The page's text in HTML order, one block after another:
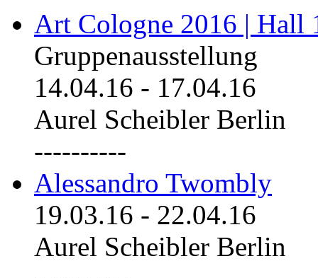
Art Cologne 2016 | Hall
Gruppenausstellung
14.04.16 - 17.04.16
Aurel Scheibler Berlin
----------
Alessandro Twombly
19.03.16 - 22.04.16
Aurel Scheibler Berlin